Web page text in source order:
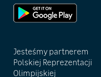
Jesteśmy partnerem
Polskiej Reprezentacji
Olimpijskiej